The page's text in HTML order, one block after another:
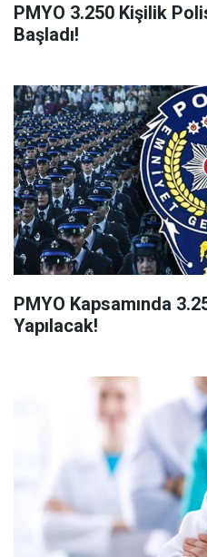
PMYO 3.250 Kişilik
Başladı!
PMYO Kapsamında
Yapılacak!